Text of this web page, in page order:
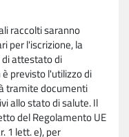
raccolti saranno
per l'iscrizione, la
attestato di
previsto l'utilizzo di
tramite documenti
allo stato di salute. Il
del Regolamento UE
1 lett. e), per